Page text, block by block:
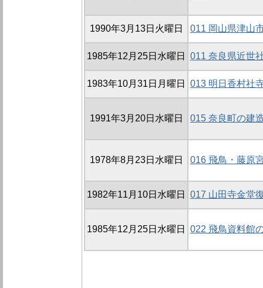
1990年3月13日火曜日 011 岡山県津山
1985年12月25日水曜日 011 奈良県近世
1983年10月31日月曜日 013 明日香村社
1991年3月20日水曜日 015 奈良町の建
1978年8月23日水曜日 016 飛鳥・藤原
1982年11月10日水曜日 017 山田寺金堂
1985年12月25日水曜日 022 飛鳥資料館